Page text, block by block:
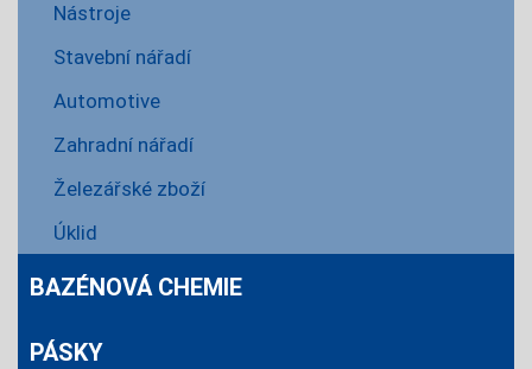
Nástroje
Stavební nářadí
Automotive
Zahradní nářadí
Železářské zboží
Úklid
BAZÉNOVÁ CHEMIE
PÁSKY